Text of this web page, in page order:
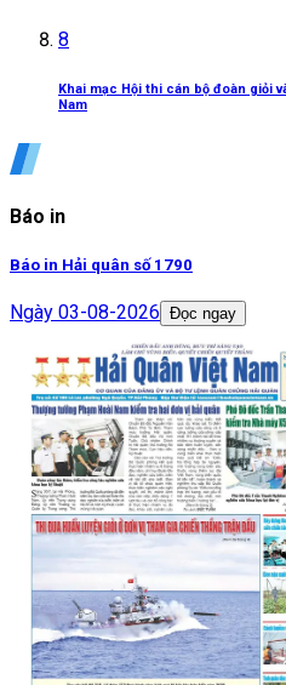
8
Khai mạc Hội thi cán bộ đoàn giỏi
Nam
Báo in
Báo in Hải quân số 1790
Ngày 03-08-2026 Đọc ngay